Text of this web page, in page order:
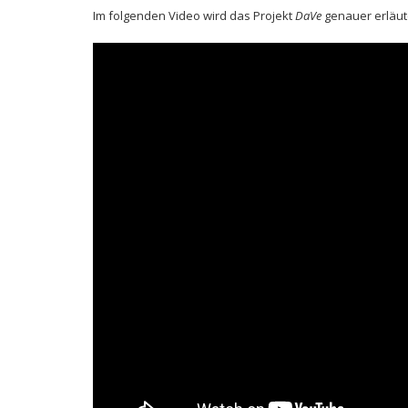
Im folgenden Video wird das ProjektDaVe genauer